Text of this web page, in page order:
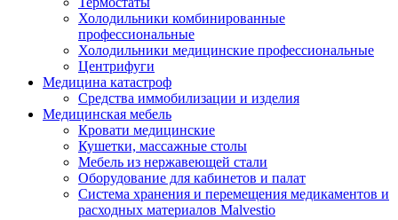
Холодильники комбинированные
профессиональные
Холодильники медицинские профессиональные
Центрифуги
Медицина катастроф
Средства иммобилизации и изделия
Медицинская мебель
Кровати медицинские
Кушетки, массажные столы
Мебель из нержавеющей стали
Оборудование для кабинетов и палат
Система хранения и перемещения медикаментов и
расходных материалов Malvestio